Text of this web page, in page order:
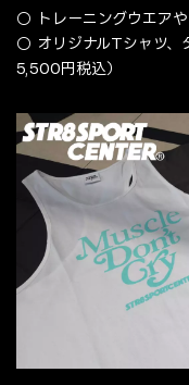
○ トレーニングウエア
○ オリジナルTシャツ、
5,500円税込）